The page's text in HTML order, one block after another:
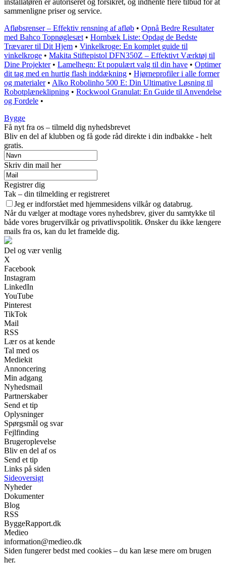
sammenligne priser og service.
Afløbsrenser – Effektiv rensning af afløb • Opnå Bedre Resultater
med Bahco Topnøglesæt • Hornbæk Liste: Opdag de Bedste
Trævarer til Dit Hjem • Vinkelkroge: En komplet guide til
vinkelkroge • Makita Stiftepistol DFN350Z – Effektivt Værktøj til
Dine Projekter• Lamelhegn: Et populært valg til din have • Optimer
dit tag med en hurtig flash inddækning • Hjørneprofiler i alle former
og materialer• Alko Robolinho 500 E: Din Ultimative Løsning til
Robotplæneklipning • Rockwool Granulat: En Guide til Anvendelse
og Fordele •
Bygge
Få nyt fra os – tilmeld dig nyhedsbrevet
Bliv en del af klubben og få gode råd direkte i din indbakke - helt
gratis.
Skriv din mail her
Registrer dig
Tak – din tilmelding er registreret
Jeg er indforstået med hjemmesidens vilkår og databrug.
Når du vælger at modtage vores nyhedsbrev, giver du samtykke til
både vores brugervilkår og privatlivspolitik. Ønsker du ikke længere
mails fra os, kan du let framelde dig.
Del og vær venlig
X
Facebook
Instagram
LinkedIn
YouTube
Pinterest
TikTok
Mail
RSS
Lær os at kende
Tal med os
Mediekit
Annoncering
Min adgang
Nyhedsmail
Partnerskaber
Send et tip
Oplysninger
Spørgsmål og svar
Fejlfinding
Brugeroplevelse
Bliv en del af os
Send et tip
Links på siden
Sideoversigt
Nyheder
Dokumenter
Blog
RSS
ByggeRapport.dk
Medieo
information@medieo.dk
Siden fungerer bedst med cookies – du kan læse mere om brugen
her.